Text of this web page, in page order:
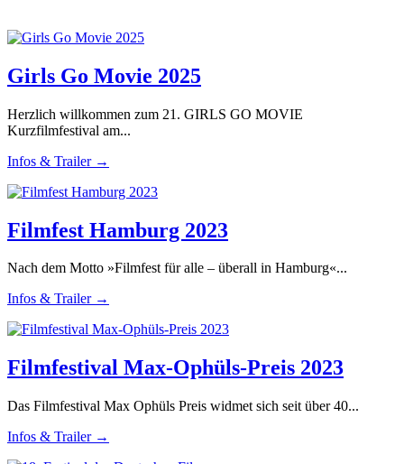
Girls Go Movie 2025
Herzlich willkommen zum 21. GIRLS GO MOVIE
Kurzfilmfestival am...
Infos & Trailer →
Filmfest Hamburg 2023
Nach dem Motto »Filmfest für alle – überall in Hamburg«...
Infos & Trailer →
Filmfestival Max-Ophüls-Preis 2023
Das Filmfestival Max Ophüls Preis widmet sich seit über 40...
Infos & Trailer →